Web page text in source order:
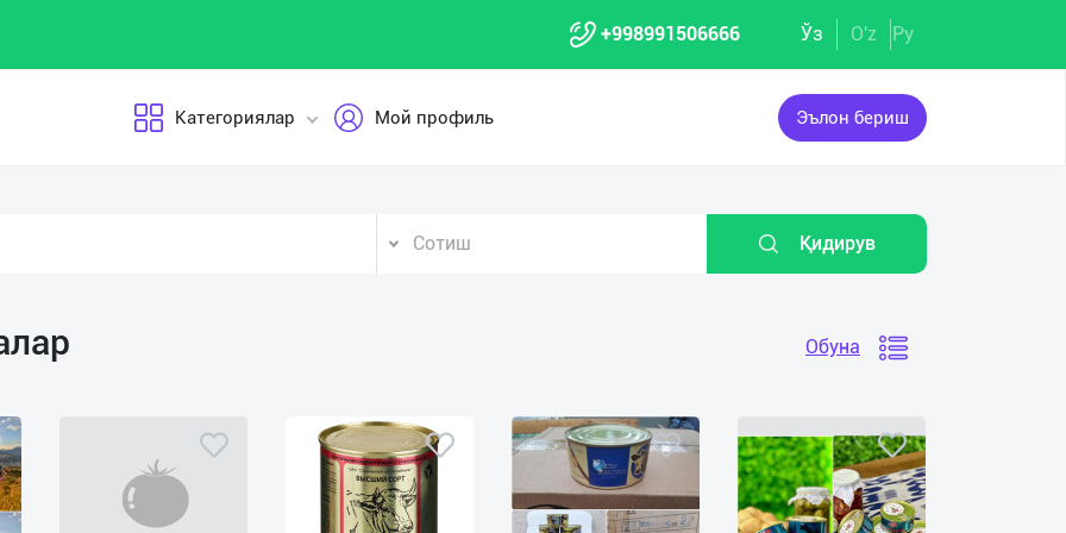
+998991506666 Ўз O'z Ру
Эълон бериш
Категориялар Мой профиль
Сотиш Қидирув
Обуна